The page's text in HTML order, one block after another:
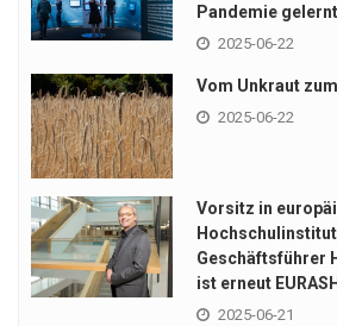
Pandemie
2025-06-22
Vom Unkraut
2025-06-22
Vorsitz in
Geschäftsführer
ist erneut
2025-06-21